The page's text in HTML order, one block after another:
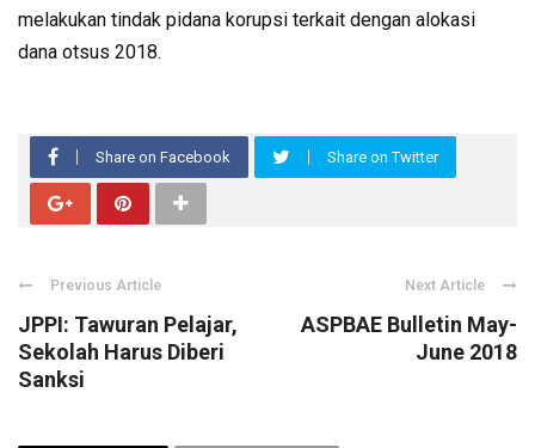
melakukan tindak pidana korupsi terkait dengan alokasi
dana otsus 2018.
Share on Facebook Share on Twitter
Previous Article
JPPI: Tawuran Pelajar,
Sekolah Harus Diberi
Sanksi
Next Article
ASPBAE Bulletin May-
June 2018